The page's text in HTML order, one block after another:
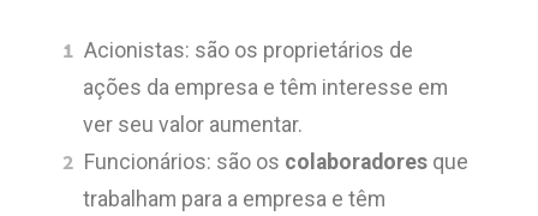
Acionistas: são os proprietários de
ações da empresa e têm interesse em
ver seu valor aumentar.
Funcionários: são os colaboradores que
trabalham para a empresa e têm